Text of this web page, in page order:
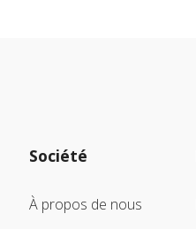
Société
À propos de nous